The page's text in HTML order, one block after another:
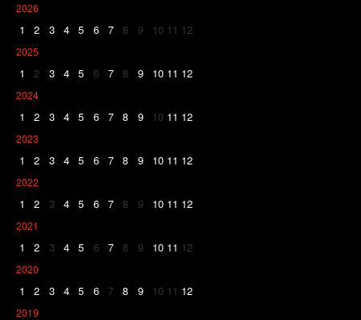
2026
1 2 3 4 5 6 7 8 9 10 11 12
2025
1 2 3 4 5 6 7 8 9 10 11 12
2024
1 2 3 4 5 6 7 8 9 10 11 12
2023
1 2 3 4 5 6 7 8 9 10 11 12
2022
1 2 3 4 5 6 7 8 9 10 11 12
2021
1 2 3 4 5 6 7 8 9 10 11 12
2020
1 2 3 4 5 6 7 8 9 10 11 12
2019